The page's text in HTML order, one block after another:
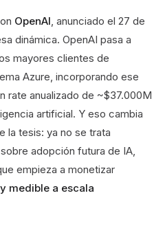
OpenAI, anunciado el 27 de
dinámica. OpenAI pasa a
mayores clientes de
Azure, incorporando ese
rate anualizado de ~$37.000M
artificial. Y eso cambia
la tesis: ya no se trata
adopción futura de IA,
empieza a monetizar
medible a escala